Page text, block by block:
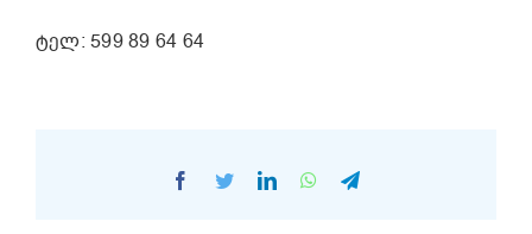
ტელ: 599 89 64 64
Facebook
TwitterLinkedInWhatsAppTelegram